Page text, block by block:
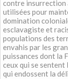
contre
utilisées pour
domination
esclavagiste et
populations des
envahis par les
puissances dont la
ceux qui se sentent
qui endossent la